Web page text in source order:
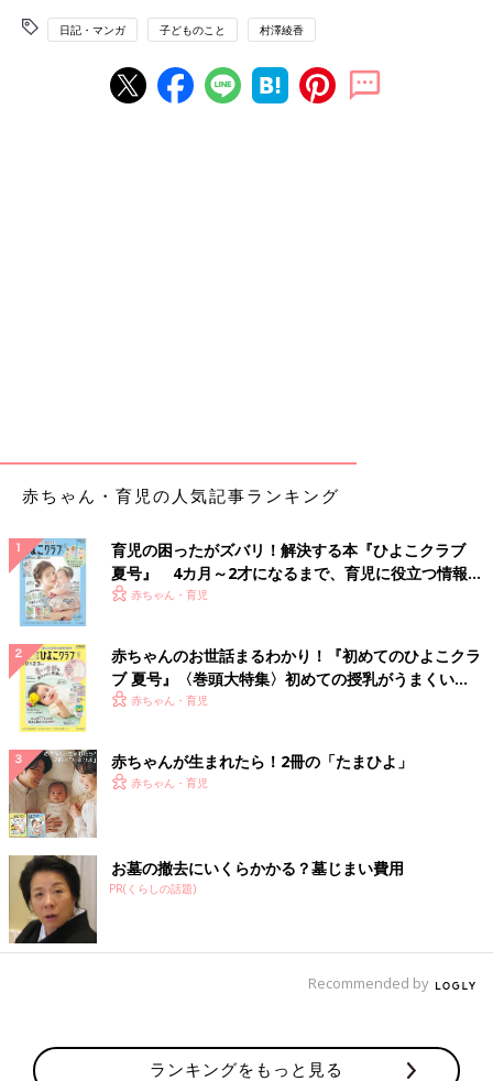
日記・マンガ 子どものこと 村澤綾香
赤ちゃん・育児の人気記事ランキング
育児の困ったがズバリ！解決する本『ひよこクラブ
夏号』 4カ月～2才になるまで、育児に役立つ情報が
いっぱい！
赤ちゃん・育児
赤ちゃんのお世話まるわかり！『初めてのひよこクラ
ブ 夏号』〈巻頭大特集〉初めての授乳がうまくい
く！ おっぱい・ミルクの基本と夏のトラブル 解決テ
赤ちゃん・育児
赤ちゃんが生まれたら！2冊の「たまひよ」
赤ちゃん・育児
お墓の撤去にいくらかかる？墓じまい費用
PR(くらしの話題)
Recommended by
ランキングをもっと見る